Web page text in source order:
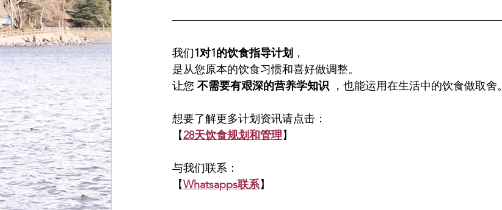
我们1对1的饮食指导计划 ，
是从您原本的饮食习惯和喜好做调整。
让您 不需要有艰深的营养学知识 ，也能运用在生活中的饮食做取舍。
想要了解更多计划资讯请点击：
【28天饮食规划和管理】
与我们联系：
【Whatsapps联系】